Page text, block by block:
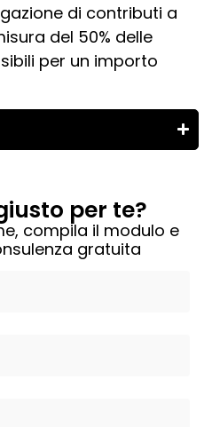
di contributi a
del 50% delle
per un importo
per te?
compila il modulo e
gratuita